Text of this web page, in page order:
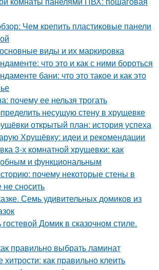
Чем крепить пластиковые панели
виды и их маркировка
что это и как с ними бороться
бани: что это такое и как это
почему ее нельзя трогать
несущую стену в хрущевке
открытый план: история успеха
Хрущёвку: идеи и рекомендации
3-х комнатной хрущевки: как
и функциональным
почему некоторые стены в
сносить
Семь удивительных домиков из
гостевой Домик в сказочном стиле.
правильно выбрать ламинат
как правильно клеить